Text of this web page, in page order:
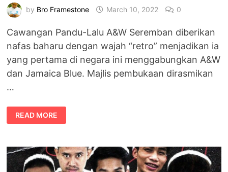
by Bro Framestone March 10, 2022 0
Cawangan Pandu-Lalu A&W Seremban diberikan
nafas baharu dengan wajah “retro” menjadikan ia
yang pertama di negara ini menggabungkan A&W
dan Jamaica Blue. Majlis pembukaan dirasmikan
…
RESTORAN
PANDU-
LALU
KINI
BERWAJAH
BAHARU
READ MORE